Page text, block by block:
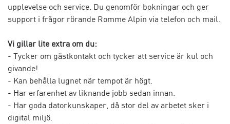
upplevelse och service. Du genomför bokningar och ger
support i frågor rörande Romme Alpin via telefon och mail.
Vi gillar lite extra om du:
- Tycker om gästkontakt och tycker att service är kul och
givande!
- Kan behålla lugnet när tempot är högt.
- Har erfarenhet av liknande jobb sedan innan.
- Har goda datorkunskaper, då stor del av arbetet sker i
digital miljö.